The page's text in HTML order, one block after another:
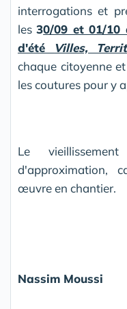
interrogations et
les30/09 et 01/10
d'été Villes,
chaque citoyenne
les coutures pour y
Le
d'approximation,
œuvre en chantier.
Nassim Moussi